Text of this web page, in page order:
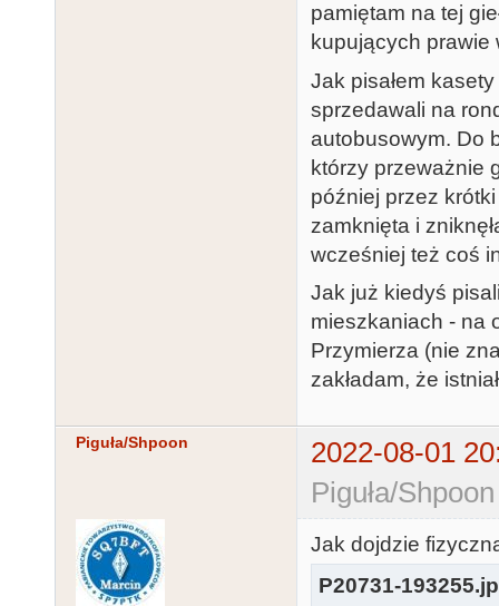
pamiętam na tej
kupujących prawie
Jak pisałem
sprzedawali na
autobusowym. Do
którzy przeważnie
później przez krótki
zamknięta i
wcześniej też coś
Jak już kiedyś
mieszkaniach - na
Przymierza (nie
zakładam, że
Piguła/Shpoon
2022-08-01
Piguła/
Jak dojdzie
P20731-